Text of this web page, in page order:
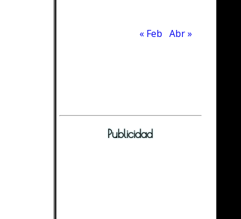
« Feb Abr »
Publicidad